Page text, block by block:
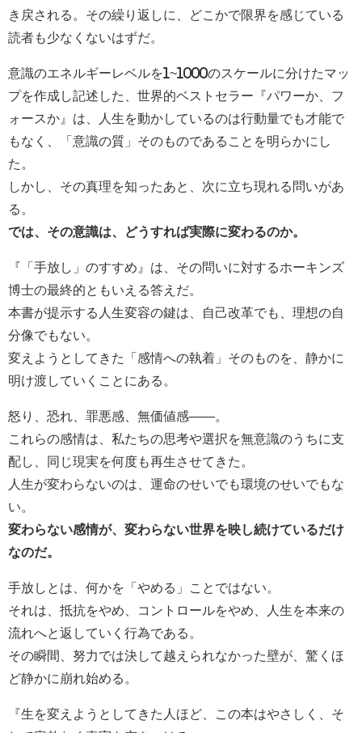
き戻される。その繰り返しに、どこかで限界を感じている
読者も少なくないはずだ。
意識のエネルギーレベルを1~1000のスケールに分けたマッ
プを作成し記述した、 世界的ベストセラー『パワーか、フ
ォースか』は、人生を動かしているのは行動量でも才能で
もなく、「意識の質」そのものであることを明らかにし
た。
しかし、その真理を知ったあと、次に立ち現れる問いがあ
る。
では、その意識は、どうすれば実際に変わるのか。
『「手放し」のすすめ』は、その問いに対するホーキンズ
博士の最終的ともいえる答えだ。
本書が提示する人生変容の鍵は、自己改革でも、理想の自
分像でもない。
変えようとしてきた「感情への執着」そのものを、静かに
明け渡していくことにある。
怒り、恐れ、罪悪感、無価値感――。
これらの感情は、私たちの思考や選択を無意識のうちに支
配し、同じ現実を何度も再生させてきた。
人生が変わらないのは、運命のせいでも環境のせいでもな
い。
変わらない感情が、変わらない世界を映し続けているだけ
なのだ。
手放しとは、何かを「やめる」ことではない。
それは、抵抗をやめ、コントロールをやめ、人生を本来の
流れへと返していく行為である。
その瞬間、努力では決して越えられなかった壁が、驚くほ
ど静かに崩れ始める。
『生を変えようとしてきた人ほど、この本はやさしく、そ